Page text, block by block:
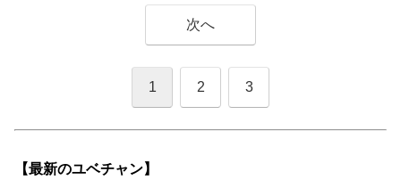
次へ
1 2 3
【最新のユベチャン】